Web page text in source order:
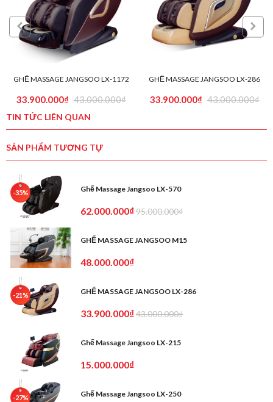
GHẾ MASSAGE JANGSOO LX-1172
33.900.000₫ 43.000.000₫
GHẾ MASSAGE JANGSOO LX-286
33.900.000₫ 43.000.000₫
TIN TỨC LIÊN QUAN
SẢN PHẨM TƯƠNG TỰ
-35% Ghế Massage Jangsoo LX-570
62.000.000₫95.000.000₫
GHẾ MASSAGE JANGSOO M15
48.000.000₫
-21% GHẾ MASSAGE JANGSOO LX-286
33.900.000₫43.000.000₫
Ghế Massage Jangsoo LX-215
15.000.000₫
-27% Ghế Massage Jangsoo LX-250